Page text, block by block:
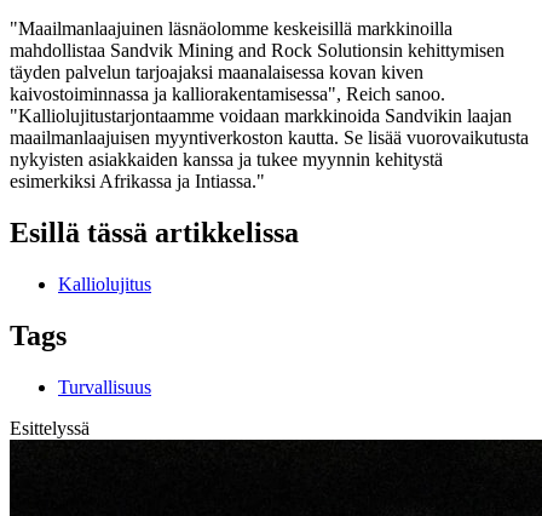
"Maailmanlaajuinen läsnäolomme keskeisillä markkinoilla
mahdollistaa Sandvik Mining and Rock Solutionsin kehittymisen
täyden palvelun tarjoajaksi maanalaisessa kovan kiven
kaivostoiminnassa ja kalliorakentamisessa", Reich sanoo.
"Kalliolujitustarjontaamme voidaan markkinoida Sandvikin laajan
maailmanlaajuisen myyntiverkoston kautta. Se lisää vuorovaikutusta
nykyisten asiakkaiden kanssa ja tukee myynnin kehitystä
esimerkiksi Afrikassa ja Intiassa."
Esillä tässä artikkelissa
Kalliolujitus
Tags
Turvallisuus
Esittelyssä